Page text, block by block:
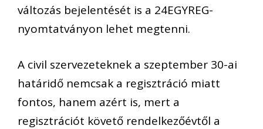
változás bejelentését is a 24EGYREG-
nyomtatványon lehet megtenni.
A civil szervezeteknek a szeptember 30-ai
határidő nemcsak a regisztráció miatt
fontos, hanem azért is, mert a
regisztrációt követő rendelkezőévtől a